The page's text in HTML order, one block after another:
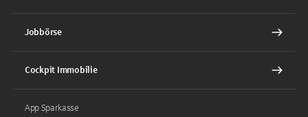
Jobbörse
Cockpit Immobilie
App Sparkasse